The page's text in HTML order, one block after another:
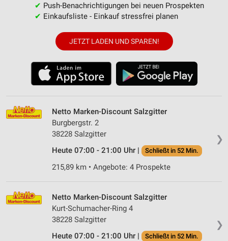
✔ Push-Benachrichtigungen bei neuen Prospekten
✔ Einkaufsliste - Einkauf stressfrei planen
JETZT LADEN UND SPAREN!
❯
Netto Marken-Discount Salzgitter
Burgbergstr. 2
38228 Salzgitter
Heute 07:00 - 21:00 Uhr |
Schließt in 52 Min.
215,89 km • Angebote: 4 Prospekte
❯
Netto Marken-Discount Salzgitter
Kurt-Schumacher-Ring 4
38228 Salzgitter
Heute 07:00 - 21:00 Uhr |
Schließt in 52 Min.